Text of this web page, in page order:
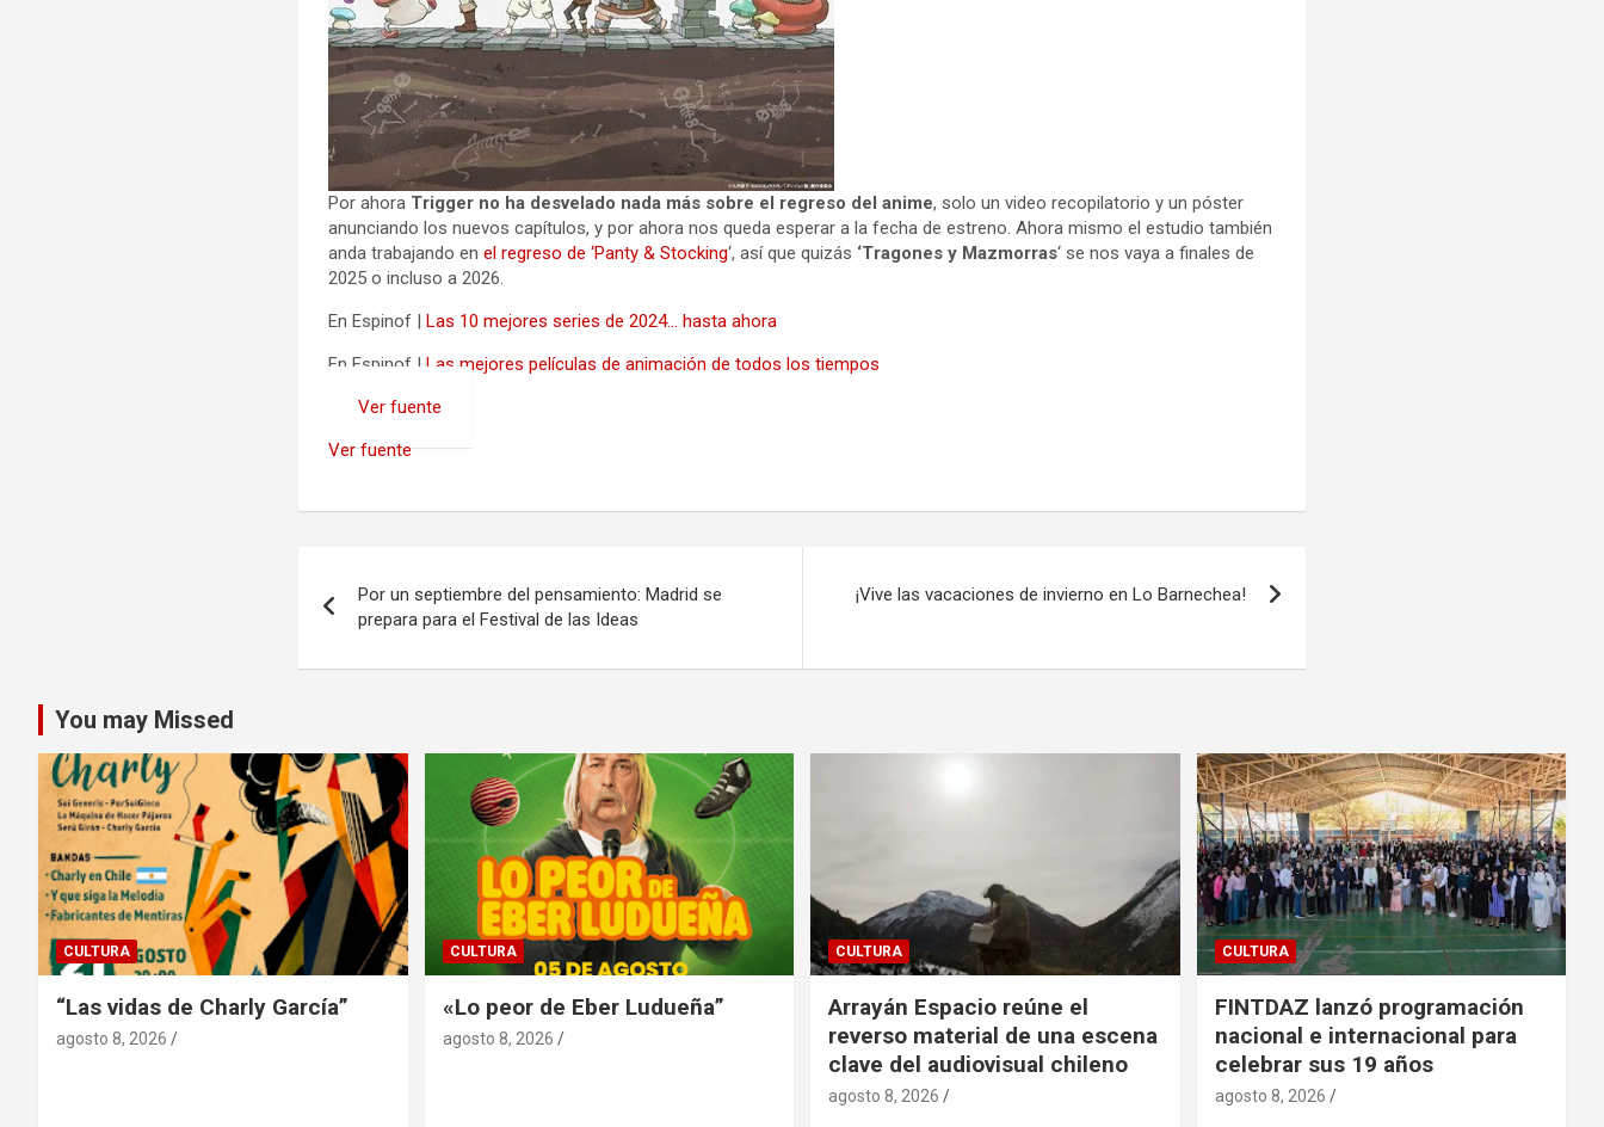
Por ahora Trigger no ha desvelado nada más sobre el regreso del anime, solo un video recopilatorio y un póster
anunciando los nuevos capítulos, y por ahora nos queda esperar a la fecha de estreno. Ahora mismo el estudio también
anda trabajando enel regreso de ‘Panty & Stocking‘, así que quizás ‘Tragones y Mazmorras‘ se nos vaya a finales de
2025 o incluso a 2026.
En Espinof |Las 10 mejores series de 2024… hasta ahora
En Espinof |Las mejores películas de animación de todos los tiempos
Ver fuente
Ver fuente
de
entradas
Por un septiembre del pensamiento: Madrid se
prepara para el Festival de las Ideas
¡Vive las vacaciones de invierno en Lo Barnechea!
You may Missed
CULTURA
“Las vidas de Charly García”
agosto 8, 2026
CULTURA
«Lo peor de Eber Ludueña”
agosto 8, 2026
CULTURA
Arrayán Espacio reúne el
reverso material de una escena
clave del audiovisual chileno
agosto 8, 2026
CULTURA
FINTDAZ lanzó programación
nacional e internacional para
celebrar sus 19 años
agosto 8, 2026